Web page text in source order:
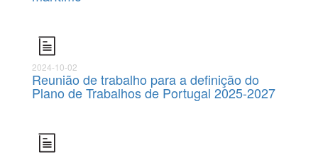
2024-10-02
Reunião de trabalho para a definição do
Plano de Trabalhos de Portugal 2025-2027